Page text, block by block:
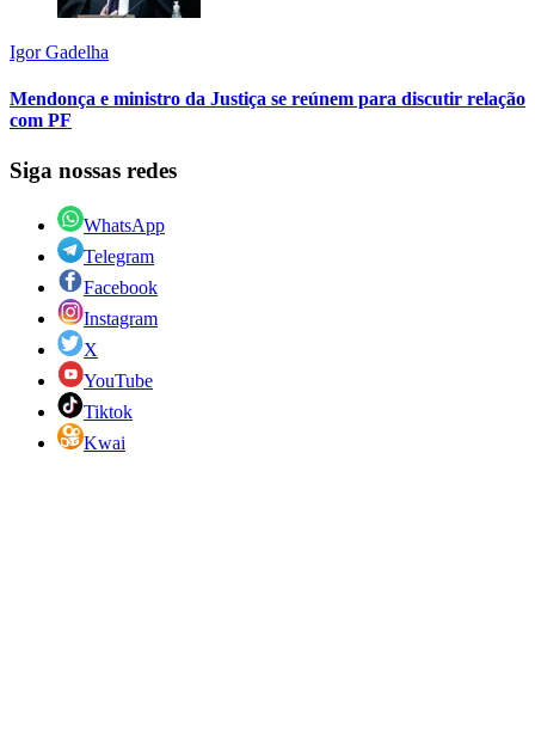
Igor Gadelha
Mendonça e ministro da Justiça se reúnem para discutir relação
com PF
Siga nossas redes
WhatsApp
Telegram
Facebook
Instagram
X
YouTube
Tiktok
Kwai